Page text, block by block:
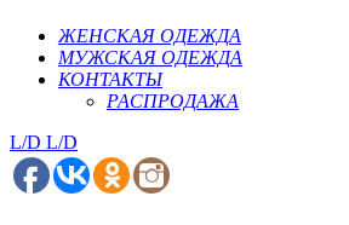
ЖЕНСКАЯ ОДЕЖДА
МУЖСКАЯ ОДЕЖДА
КОНТАКТЫ
РАСПРОДАЖА
L/D L/D